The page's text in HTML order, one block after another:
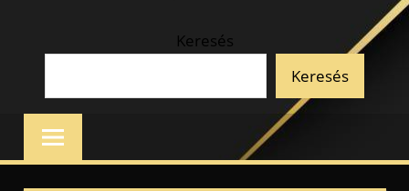
Keresés
Keresés